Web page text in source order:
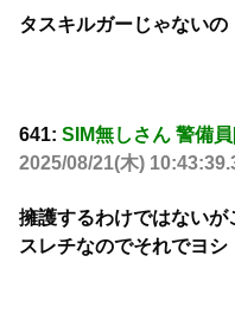
タスキルガーじゃないの
641: SIM無しさん 警備
2025/08/21(木)
擁護するわけではないが
スレチなのでそれでヨシ